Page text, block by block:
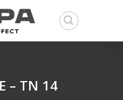
– TN 14